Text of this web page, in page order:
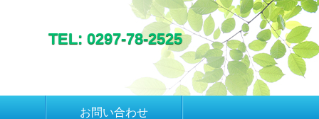
TEL: 0297-78-2525
お問い合わせ